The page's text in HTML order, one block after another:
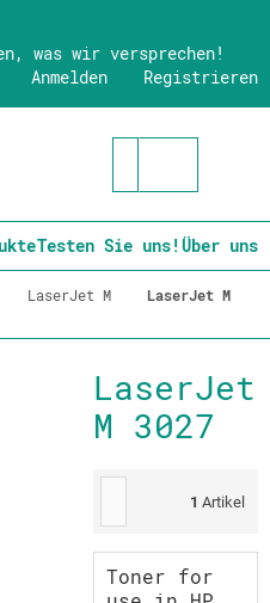
was wir versprechen!
Registrieren
Anmelden
Testen Sie uns!Über uns
LaserJet M
LaserJet M
LaserJet
M 3027
1 Artikel
Toner for